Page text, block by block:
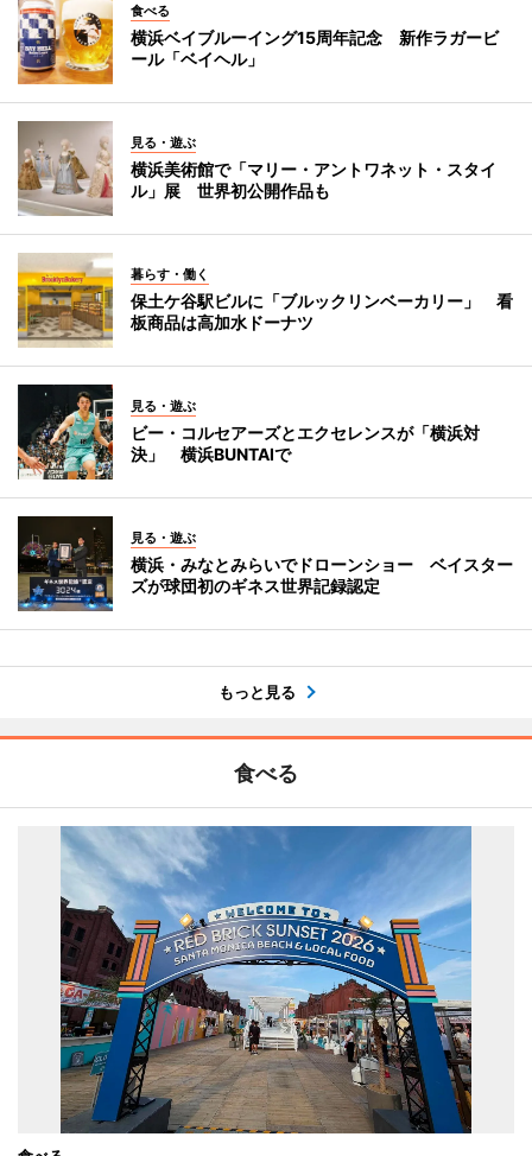
食べる
横浜ベイブルーイング15周年記念 新作ラガービ
ール「ベイヘル」
見る・遊ぶ
横浜美術館で「マリー・アントワネット・スタイ
ル」展 世界初公開作品も
暮らす・働く
保土ケ谷駅ビルに「ブルックリンベーカリー」 看
板商品は高加水ドーナツ
見る・遊ぶ
ビー・コルセアーズとエクセレンスが「横浜対
決」 横浜BUNTAIで
見る・遊ぶ
横浜・みなとみらいでドローンショー ベイスター
ズが球団初のギネス世界記録認定
もっと見る
食べる